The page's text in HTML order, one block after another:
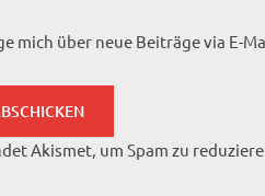
mich über neue Beiträge via E-
Akismet, um Spam zu